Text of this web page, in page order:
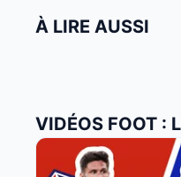
À LIRE AUSSI
VIDÉOS FOOT :